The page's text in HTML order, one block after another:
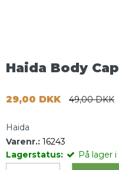
Haida Body
29,00 DKK 49,00 DKK
Haida
Varenr.: 16243
Lagerstatus:
På lager